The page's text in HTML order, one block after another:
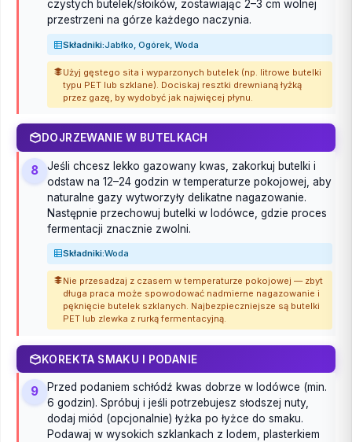
czystych butelek/słoików, zostawiając 2–3 cm wolnej
przestrzeni na górze każdego naczynia.
Składniki:Jabłko, Ogórek, Woda
Użyj gęstego sita i wyparzonych butelek (np. litrowe butelki
typu PET lub szklane). Dociskaj resztki drewnianą łyżką
przez gazę, by wydobyć jak najwięcej płynu.
DOJRZEWANIE W BUTELKACH
8
Jeśli chcesz lekko gazowany kwas, zakorkuj butelki i
odstaw na 12–24 godzin w temperaturze pokojowej, aby
naturalne gazy wytworzyły delikatne nagazowanie.
Następnie przechowuj butelki w lodówce, gdzie proces
fermentacji znacznie zwolni.
Składniki:Woda
Nie przesadzaj z czasem w temperaturze pokojowej — zbyt
długa praca może spowodować nadmierne nagazowanie i
pęknięcie butelek szklanych. Najbezpieczniejsze są butelki
PET lub zlewka z rurką fermentacyjną.
KOREKTA SMAKU I PODANIE
9
Przed podaniem schłódź kwas dobrze w lodówce (min.
6 godzin). Spróbuj i jeśli potrzebujesz słodszej nuty,
dodaj miód (opcjonalnie) łyżka po łyżce do smaku.
Podawaj w wysokich szklankach z lodem, plasterkiem